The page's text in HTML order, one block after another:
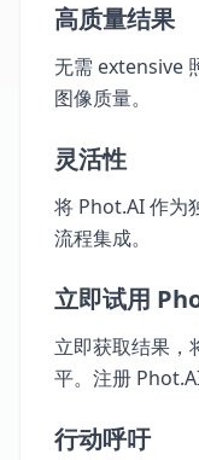
高质量结果
无需 extensive
图像质量。
灵活性
将 Phot.AI 作为
流程集成。
立即试用
立即获取结果，
平。注册
行动呼吁